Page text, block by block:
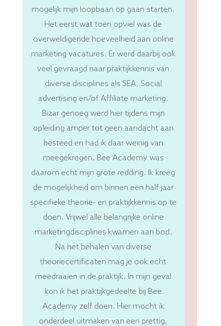
mogelijk mijn loopbaan op gaan starten.
Het eerst wat toen opviel was de
overweldigende hoeveelheid aan online
marketing vacatures. Er werd daarbij ook
veel gevraagd naar praktijkkennis van
diverse disciplines als SEA, Social
advertising en/of Affiliate marketing.
Bizar genoeg werd hier tijdens mijn
opleiding amper tot geen aandacht aan
besteed en had ik daar weinig van
meegekregen. Bee Academy was
daarom echt mijn grote redding. Ik kreeg
de mogelijkheid om binnen een half jaar
specifieke theorie- en praktijkkennis op te
doen. Vrijwel alle belangrijke online
marketingdisciplines kwamen aan bod.
Na het behalen van diverse
theoriecertificaten mag je ook echt
meedraaien in de praktijk. In mijn geval
kon ik het praktijkgedeelte bij Bee
Academy zelf doen. Hier mocht ik
onderdeel uitmaken van een prettig,